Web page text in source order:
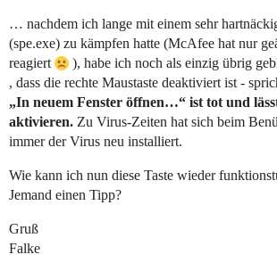
… nachdem ich lange mit einem sehr
(spe.exe) zu kämpfen hatte (McAfee hat nur
reagiert
), habe ich noch als einzig übrig
, dass die rechte Maustaste deaktiviert ist -
„In neuem Fenster öffnen…“ ist tot und
aktivieren. Zu Virus-Zeiten hat sich beim
immer der Virus neu installiert.
Wie kann ich nun diese Taste wieder
Jemand einen Tipp?
Gruß
Falke